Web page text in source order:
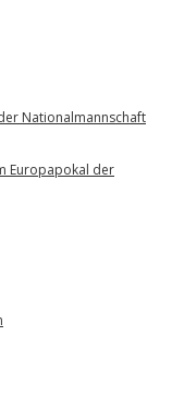
Nationalmannschaft
Europapokal der